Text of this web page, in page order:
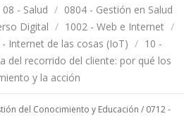
08 - Salud / 0804 - Gestión en Salud
Digital / 1002 - Web e Internet /
- Internet de las cosas (IoT) / 10 -
del recorrido del cliente: por qué los
y la acción
del Conocimiento y Educación / 0712 -